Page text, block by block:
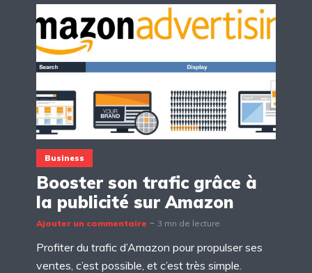
Business
Booster son trafic grâce à
la publicité sur Amazon
Ajouter un commentaire 3 mn de lecture
Profiter du trafic d’Amazon pour propulser ses
ventes, c’est possible, et c’est très simple.